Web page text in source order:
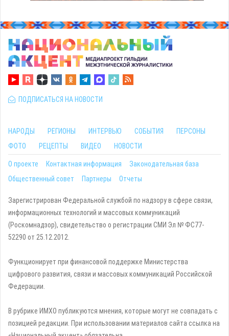
ПОДПИСАТЬСЯ НА НОВОСТИ
НАРОДЫ РЕГИОНЫ ИНТЕРВЬЮ СОБЫТИЯ
ПЕРСОНЫ
ФОТО
РЕЦЕПТЫ ВИДЕО НОВОСТИ
О проекте Контактная информация
Законодательная база
Общественный совет
Партнеры Отчеты
Зарегистрирован Федеральной службой по надзору в сфере связи,
информационных технологий и массовых коммуникаций
(Роскомнадзор), свидетельство о регистрации СМИ Эл № ФС77-
52290 от 25.12.2012.
Функционирует при финансовой поддержке Министерства
цифрового развития, связи и массовых коммуникаций Российской
Федерации.
В рубрике ИМХО публикуются мнения, которые могут не совпадать с
позицией редакции. При использовании материалов сайта ссылка на